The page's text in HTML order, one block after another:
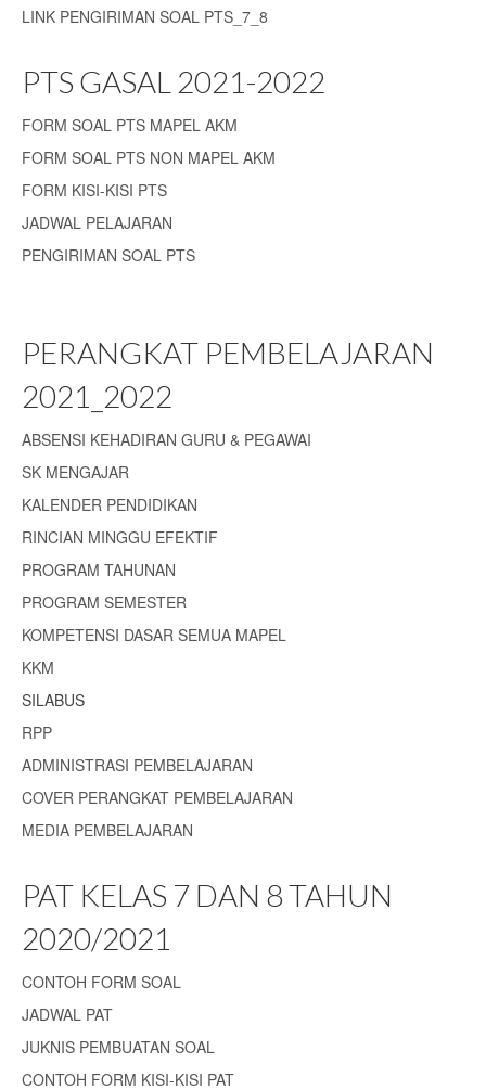
LINK PENGIRIMAN SOAL PTS_7_8
PTS GASAL 2021-2022
FORM SOAL PTS MAPEL AKM
FORM SOAL PTS NON MAPEL AKM
FORM KISI-KISI PTS
JADWAL PELAJARAN
PENGIRIMAN SOAL PTS
PERANGKAT PEMBELAJARAN
2021_2022
ABSENSI KEHADIRAN GURU & PEGAWAI
SK MENGAJAR
KALENDER PENDIDIKAN
RINCIAN MINGGU EFEKTIF
PROGRAM TAHUNAN
PROGRAM SEMESTER
KOMPETENSI DASAR SEMUA MAPEL
KKM
SILABUS
RPP
ADMINISTRASI PEMBELAJARAN
COVER PERANGKAT PEMBELAJARAN
MEDIA PEMBELAJARAN
PAT KELAS 7 DAN 8 TAHUN
2020/2021
CONTOH FORM SOAL
JADWAL PAT
JUKNIS PEMBUATAN SOAL
CONTOH FORM KISI-KISI PAT